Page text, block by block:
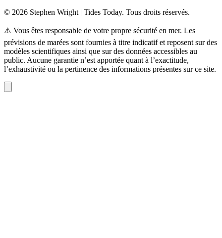
© 2026 Stephen Wright | Tides Today. Tous droits réservés.
⚠️ Vous êtes responsable de votre propre sécurité en mer. Les
prévisions de marées sont fournies à titre indicatif et reposent sur des
modèles scientifiques ainsi que sur des données accessibles au
public. Aucune garantie n’est apportée quant à l’exactitude,
l’exhaustivité ou la pertinence des informations présentes sur ce site.